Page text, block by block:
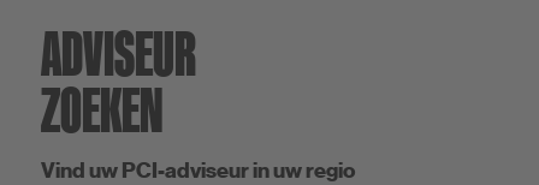
ADVISEUR
ZOEKEN
Vind uw PCI-adviseur in uw regio